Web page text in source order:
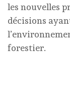
les nouvelles
décisions
forestier.